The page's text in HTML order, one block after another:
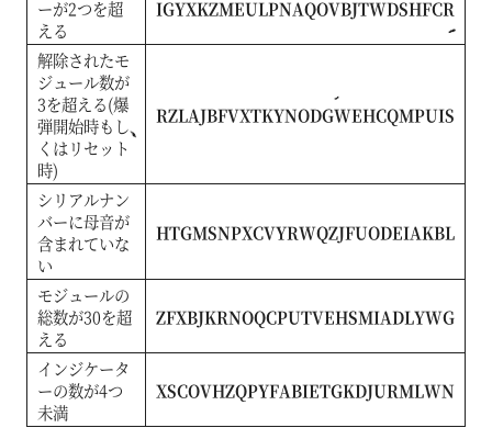
ーが2つを超
える
IGYXKZMEULPNAQOVBJTWDSHFCR
解除されたモ
ジュール数が
3を超える(爆
弾開始時もし
くはリセット
時)
RZLAJBFVXTKYNODGWEHCQMPUIS
シリアルナン
バーに母音が
含まれていな
い
HTGMSNPXCVYRWQZJFUODEIAKBL
モジュールの
総数が30を超
える
ZFXBJKRNOQCPUTVEHSMIADLYWG
インジケータ
ーの数が4つ
未満
XSCOVHZQPYFABIETGKDJURMLWN